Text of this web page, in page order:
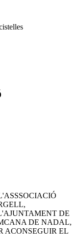
DE
DE NADAL,
ACONSEGUIR EL